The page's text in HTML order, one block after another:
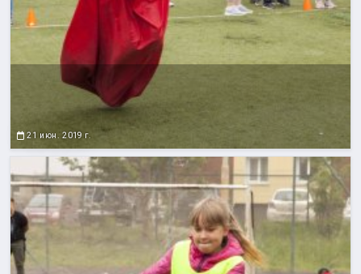
21 июн. 2019 г.